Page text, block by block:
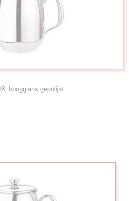
hoogglans gepolijst…